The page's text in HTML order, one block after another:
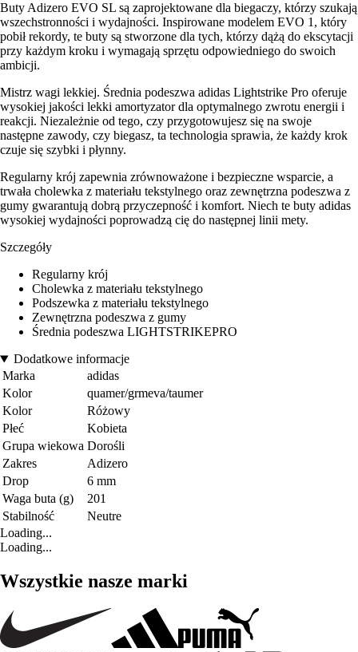
Buty Adizero EVO SL są zaprojektowane dla biegaczy, którzy szukają
wszechstronności i wydajności. Inspirowane modelem EVO 1, który
pobił rekordy, te buty są stworzone dla tych, którzy dążą do ekscytacji
przy każdym kroku i wymagają sprzętu odpowiedniego do swoich
ambicji.
Mistrz wagi lekkiej. Średnia podeszwa adidas Lightstrike Pro oferuje
wysokiej jakości lekki amortyzator dla optymalnego zwrotu energii i
reakcji. Niezależnie od tego, czy przygotowujesz się na swoje
następne zawody, czy biegasz, ta technologia sprawia, że każdy krok
czuje się szybki i płynny.
Regularny krój zapewnia zrównoważone i bezpieczne wsparcie, a
trwała cholewka z materiału tekstylnego oraz zewnętrzna podeszwa z
gumy gwarantują dobrą przyczepność i komfort. Niech te buty adidas
wysokiej wydajności poprowadzą cię do następnej linii mety.
Szczegóły
Regularny krój
Cholewka z materiału tekstylnego
Podszewka z materiału tekstylnego
Zewnętrzna podeszwa z gumy
Średnia podeszwa LIGHTSTRIKEPRO
Dodatkowe informacje
Marka
adidas
Kolor
quamer/grmeva/taumer
Kolor
Różowy
Płeć
Kobieta
Grupa wiekowa Dorośli
Zakres
Adizero
Drop
6 mm
Waga buta (g)
201
Stabilność
Neutre
Loading...
Loading...
Wszystkie nasze marki